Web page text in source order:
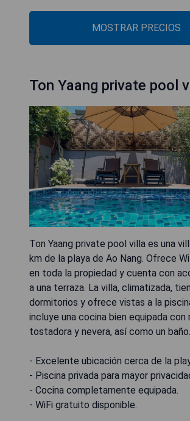
MOSTRAR PRECIOS
Ton Yaang private pool
Ton Yaang private pool villa es una
km de la playa de Ao Nang. Ofrece
en toda la propiedad y cuenta con
a una terraza. La villa, climatizada,
dormitorios y ofrece vistas a la
incluye una cocina bien equipada con
tostadora y nevera, así como un baño.
- Excelente ubicación cerca de la
- Piscina privada para mayor
- Cocina completamente equipada.
- WiFi gratuito disponible.